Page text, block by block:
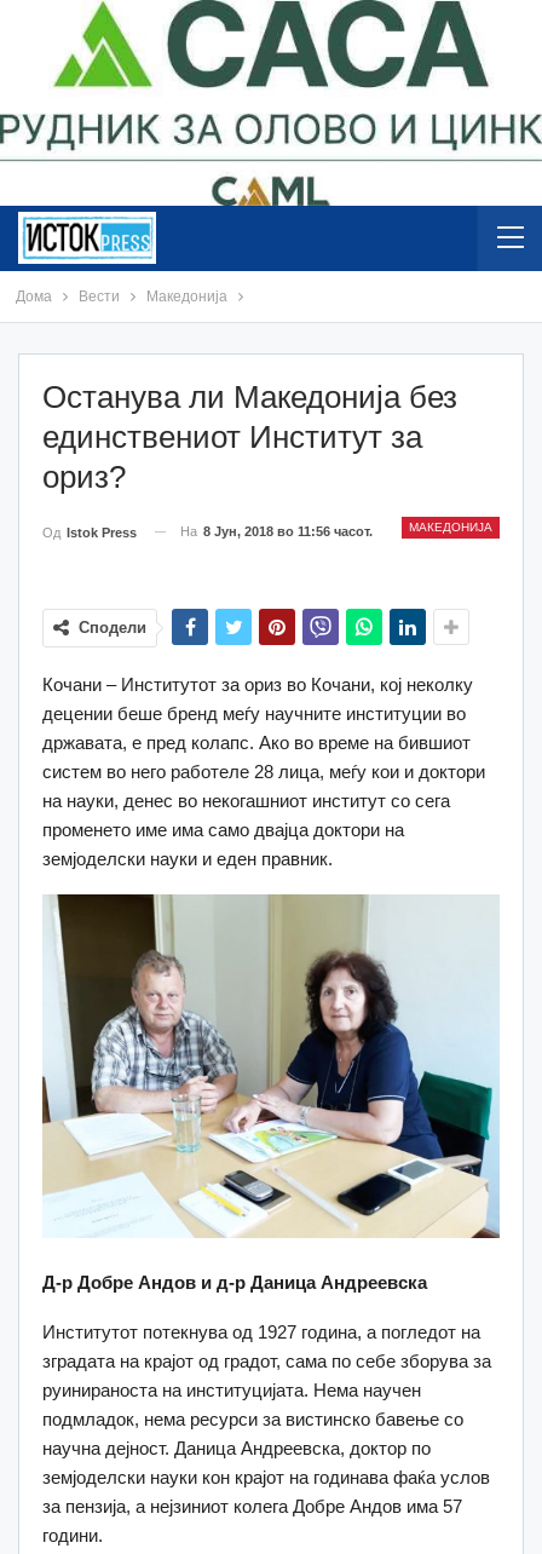
Дома Вести Македонија
Останува ли Македонија без
единствениот Институт за
ориз?
МАКЕДОНИЈА
Од Istok Press На 8 Јун, 2018 во 11:56 часот.
Сподели
Кочани – Институтот за ориз во Кочани, кој неколку
децении беше бренд меѓу научните институции во
државата, е пред колапс. Ако во време на бившиот
систем во него работеле 28 лица, меѓу кои и доктори
на науки, денес во некогашниот институт со сега
променето име има само двајца доктори на
земјоделски науки и еден правник.
Д-р Добре Андов и д-р Даница Андреевска
Институтот потекнува од 1927 година, а погледот на
зградата на крајот од градот, сама по себе зборува за
руинираноста на институцијата. Нема научен
подмладок, нема ресурси за вистинско бавење со
научна дејност. Даница Андреевска, доктор по
земјоделски науки кон крајот на годинава фаќа услов
за пензија, а нејзиниот колега Добре Андов има 57
години.